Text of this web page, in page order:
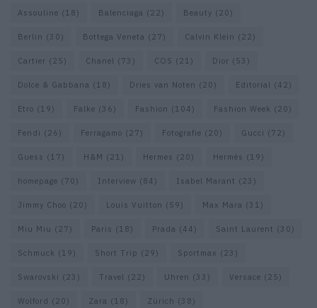
Assouline (18) Balenciaga (22) Beauty (20)
Berlin (30) Bottega Veneta (27) Calvin Klein (22)
Cartier (25) Chanel (73) COS (21) Dior (53)
Dolce & Gabbana (18) Dries van Noten (20) Editorial (42)
Etro (19) Falke (36) Fashion (104) Fashion Week (20)
Fendi (26) Ferragamo (27) Fotografie (20) Gucci (72)
Guess (17) H&M (21) Hermes (20) Hermès (19)
homepage (70) Interview (84) Isabel Marant (23)
Jimmy Choo (20) Louis Vuitton (59) Max Mara (31)
Miu Miu (27) Paris (18) Prada (44) Saint Laurent (30)
Schmuck (19) Short Trip (29) Sportmax (23)
Swarovski (23) Travel (22) Uhren (33) Versace (25)
Wolford (20) Zara (18) Zürich (38)